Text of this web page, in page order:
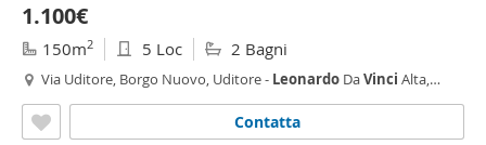
1.100€
150m2 5 Loc 2 Bagni
Via Uditore, Borgo Nuovo, Uditore - Leonardo DaVinci Alta,
Contatta